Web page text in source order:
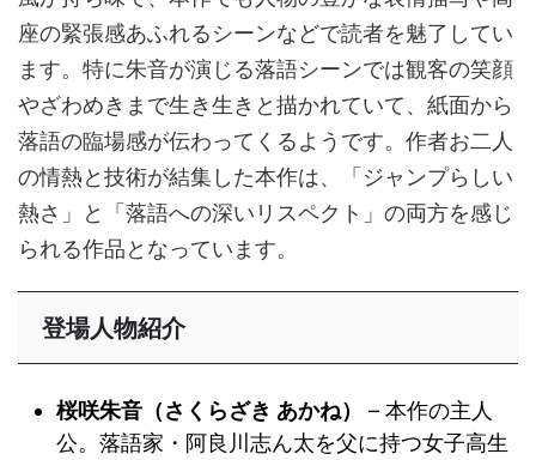
座の緊張感あふれるシーンなどで読者を魅了してい
ます。特に朱音が演じる落語シーンでは観客の笑顔
やざわめきまで生き生きと描かれていて、紙面から
落語の臨場感が伝わってくるようです。作者お二人
の情熱と技術が結集した本作は、「ジャンプらしい
熱さ」と「落語への深いリスペクト」の両方を感じ
られる作品となっています。
登場人物紹介
桜咲朱音（さくらざき あかね）
– 本作の主人
公。落語家・阿良川志ん太を父に持つ女子高生